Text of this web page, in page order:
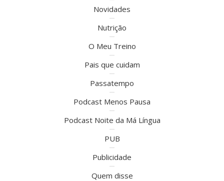
Novidades
Nutrição
O Meu Treino
Pais que cuidam
Passatempo
Podcast Menos Pausa
Podcast Noite da Má Língua
PUB
Publicidade
Quem disse